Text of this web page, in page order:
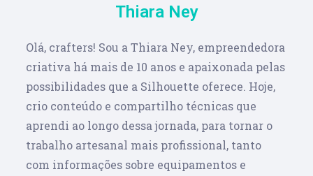
Thiara Ney
Olá, crafters! Sou a Thiara Ney, empreendedora
criativa há mais de 10 anos e apaixonada pelas
possibilidades que a Silhouette oferece. Hoje,
crio conteúdo e compartilho técnicas que
aprendi ao longo dessa jornada, para tornar o
trabalho artesanal mais profissional, tanto
com informações sobre equipamentos e